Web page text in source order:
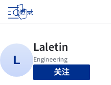
登录
关注